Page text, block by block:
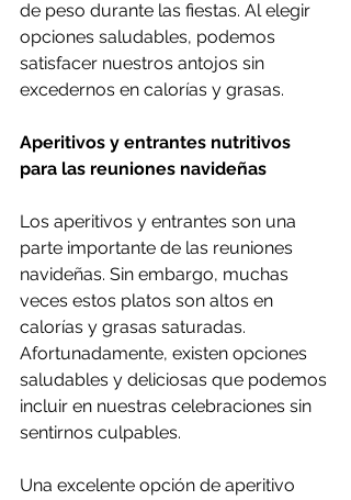
de peso durante las fiestas. Al elegir
opciones saludables, podemos
satisfacer nuestros antojos sin
excedernos en calorías y grasas.
Aperitivos y entrantes nutritivos
para las reuniones navideñas
Los aperitivos y entrantes son una
parte importante de las reuniones
navideñas. Sin embargo, muchas
veces estos platos son altos en
calorías y grasas saturadas.
Afortunadamente, existen opciones
saludables y deliciosas que podemos
incluir en nuestras celebraciones sin
sentirnos culpables.
Una excelente opción de aperitivo